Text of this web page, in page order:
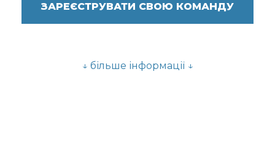
ЗАРЕЄСТРУВАТИ СВОЮ КОМАНДУ
↓ більше інформації ↓